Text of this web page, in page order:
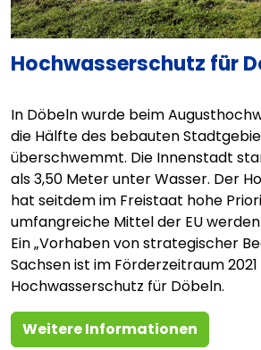
Hochwasserschutz für
In Döbeln wurde beim
die Hälfte des bebauten
überschwemmt. Die Innenstadt
als 3,50 Meter unter Wasser. Der
hat seitdem im Freistaat hohe
umfangreiche Mittel der EU
Ein „Vorhaben von strategischer
Sachsen ist im Förderzeitraum
Hochwasserschutz für Döbeln.
Weitere Informationen